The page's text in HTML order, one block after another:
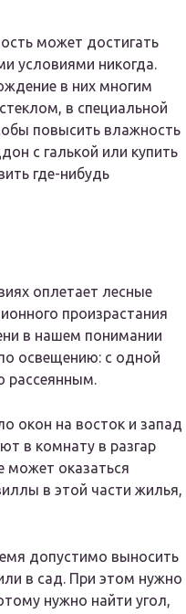
может достигать
условиями никогда.
в них многим
в специальной
повысить влажность
с галькой или купить
где-нибудь
оплетает лесные
произрастания
в нашем понимании
освещению: с одной
рассеянным.
окон на восток и запад
в комнату в разгар
может оказаться
в этой части жилья,
допустимо выносить
в сад. При этом нужно
нужно найти угол,